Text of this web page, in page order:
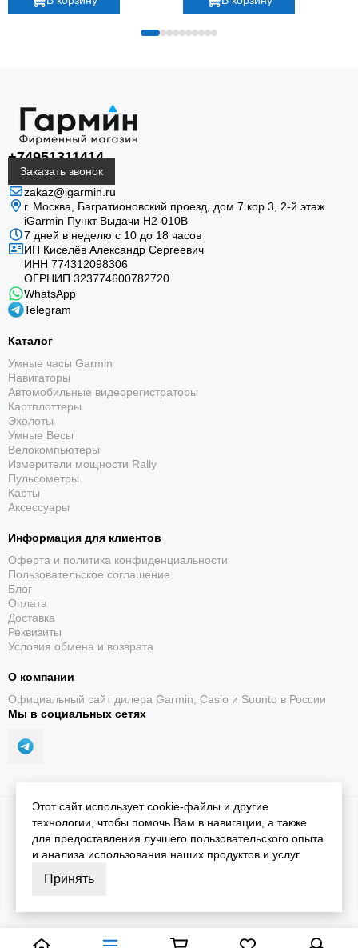
+74951311414
Заказать звонок
zakaz@igarmin.ru
г. Москва, Багратионовский проезд, дом 7 кор 3, 2-й этаж
iGarmin Пункт Выдачи Н2-010В
7 дней в неделю с 10 до 18 часов
ИП Киселёв Александр Сергеевич
ИНН 774312098306
ОГРНИП 323774600782720
WhatsApp
Telegram
Каталог
Умные часы Garmin
Навигаторы
Автомобильные видеорегистраторы
Картплоттеры
Эхолоты
Умные Весы
Велокомпьютеры
Измерители мощности Rally
Пульсометры
Карты
Аксессуары
Информация для клиентов
Оферта и политика конфиденциальности
Пользовательское соглашение
Блог
Оплата
Доставка
Реквизиты
Условия обмена и возврата
О компании
Официальный сайт дилера Garmin, Casio и Suunto в России
Мы в социальных сетях
2026 © iGarmin.Карта сайта
Этот сайт использует cookie-файлы и другие
технологии, чтобы помочь Вам в навигации, а также
для предоставления лучшего пользовательского опыта
и анализа использования наших продуктов и услуг.
Принять